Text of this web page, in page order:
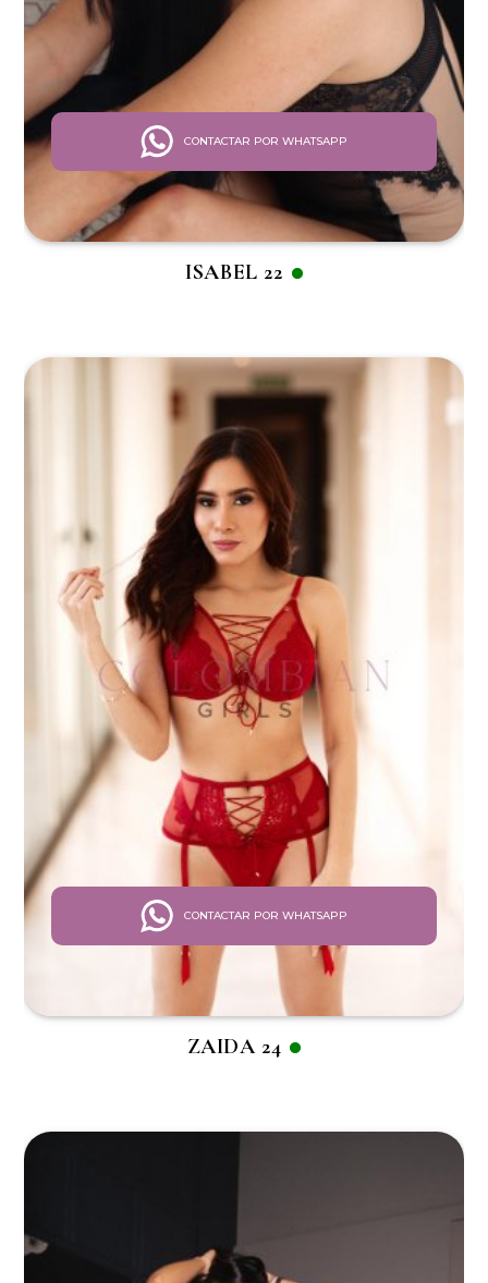
CONTACTAR POR WHATSAPP
ISABEL 22
CONTACTAR POR WHATSAPP
ZAIDA 24